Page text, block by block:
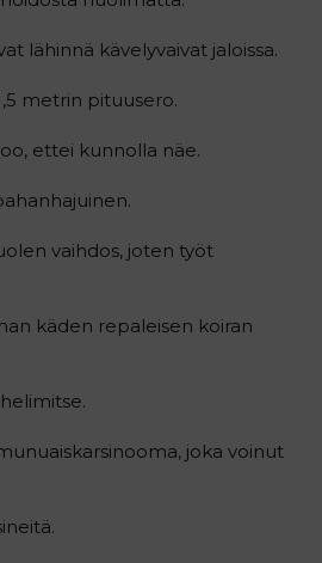
lähinnä kävelyvaivat jaloissa.
metrin pituusero.
ettei kunnolla näe.
vaihdos, joten työt
käden repaleisen koiran
joka voinut